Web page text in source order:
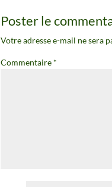
Poster le
Votre adresse e-mail ne sera
Commentaire *